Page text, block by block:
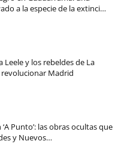
a la especie de la extinci…
Leele y los rebeldes de La
Madrid
Punto’: las obras ocultas que
y Nuevos…